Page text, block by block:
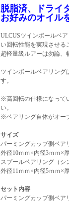
脱脂済、ドライ
お好みのオイル
ULCUSツインボールベ
い回転性能を実現させる
超軽量級ルアーは勿論、
ツインボールベアリング
す。
※高回転の仕様になって
い。
※ベアリング自体がオー
サイズ
パーミングカップ側ベア
外径10ｍｍ×内径3ｍｍ×
スプールベアリング（シ
外径11ｍｍ×内径5ｍｍ×
セット内容
パーミングカップ側ベ